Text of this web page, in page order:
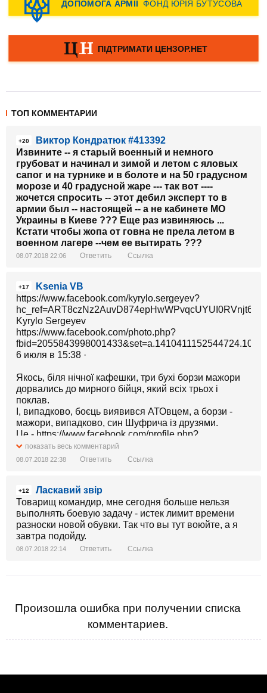
ТОП КОММЕНТАРИИ
+20
Виктор Кондратюк #413392
Извините -- я старый военный и немного
грубоват и начинал и зимой и летом с яловых
сапог и на турнике и в болоте и на 50 градусном
морозе и 40 градусной жаре --- так вот ----
жочется спросить -- этот дебил эксперт то в
армии был -- настоящей -- а не кабинете МО
Украины в Киеве ??? Еще раз извиняюсь ...
Кстати чтобы жопа от говна не прела летом в
военном лагере --чем ее вытирать ???
08.07.2018 22:06 Ответить Ссылка
+17
Ksenia VB
https://www.facebook.com/kyrylo.sergeyev?
Kyrylo Sergeyev
https://www.facebook.com/photo.php?
6 июля в 15:38 ·
Якось, біля нічної кафешки, три бухі борзи мажори
дорвались до мирного бійця, який всіх трьох і
поклав.
І, випадково, боєць виявився АТОвцем, а борзи -
мажори, випадково, син Шуфрича із друзями.
Це - https://www.facebook.com/profile.php?
id=100007362642300&fref=mentions Максим Подик ,
він і є той АТОвець. Пару місяців у копів не було до
різко змінився слідчий і ... починає пахнути
рішаловом. Здається, доведеться нам всім бійця
підтримати.
показать весь комментарий
08.07.2018 22:38 Ответить Ссылка
+12
Ласкавий звір
Товарищ командир, мне сегодня больше нельзя
выполнять боевую задачу - истек лимит времени
разноски новой обувки. Так что вы тут воюйте, а я
завтра подойду.
08.07.2018 22:14 Ответить Ссылка
Произошла ошибка при получении списка
комментариев.